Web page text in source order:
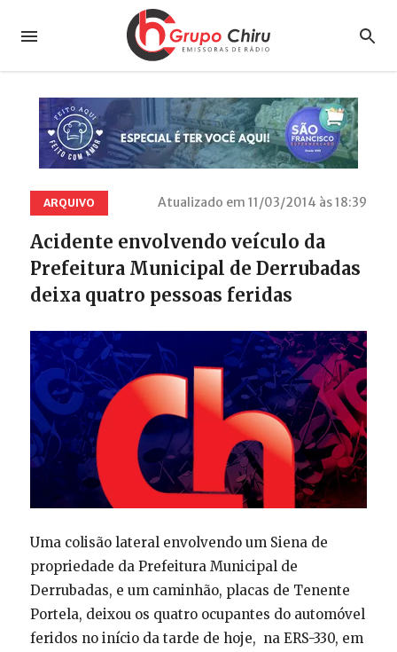
ARQUIVO Atualizado em 11/03/2014 às 18:39
Acidente envolvendo veículo da
Prefeitura Municipal de Derrubadas
deixa quatro pessoas feridas
Uma colisão lateral envolvendo um Siena de
propriedade da Prefeitura Municipal de
Derrubadas, e um caminhão, placas de Tenente
Portela, deixou os quatro ocupantes do automóvel
feridos no início da tarde de hoje, na ERS-330, em